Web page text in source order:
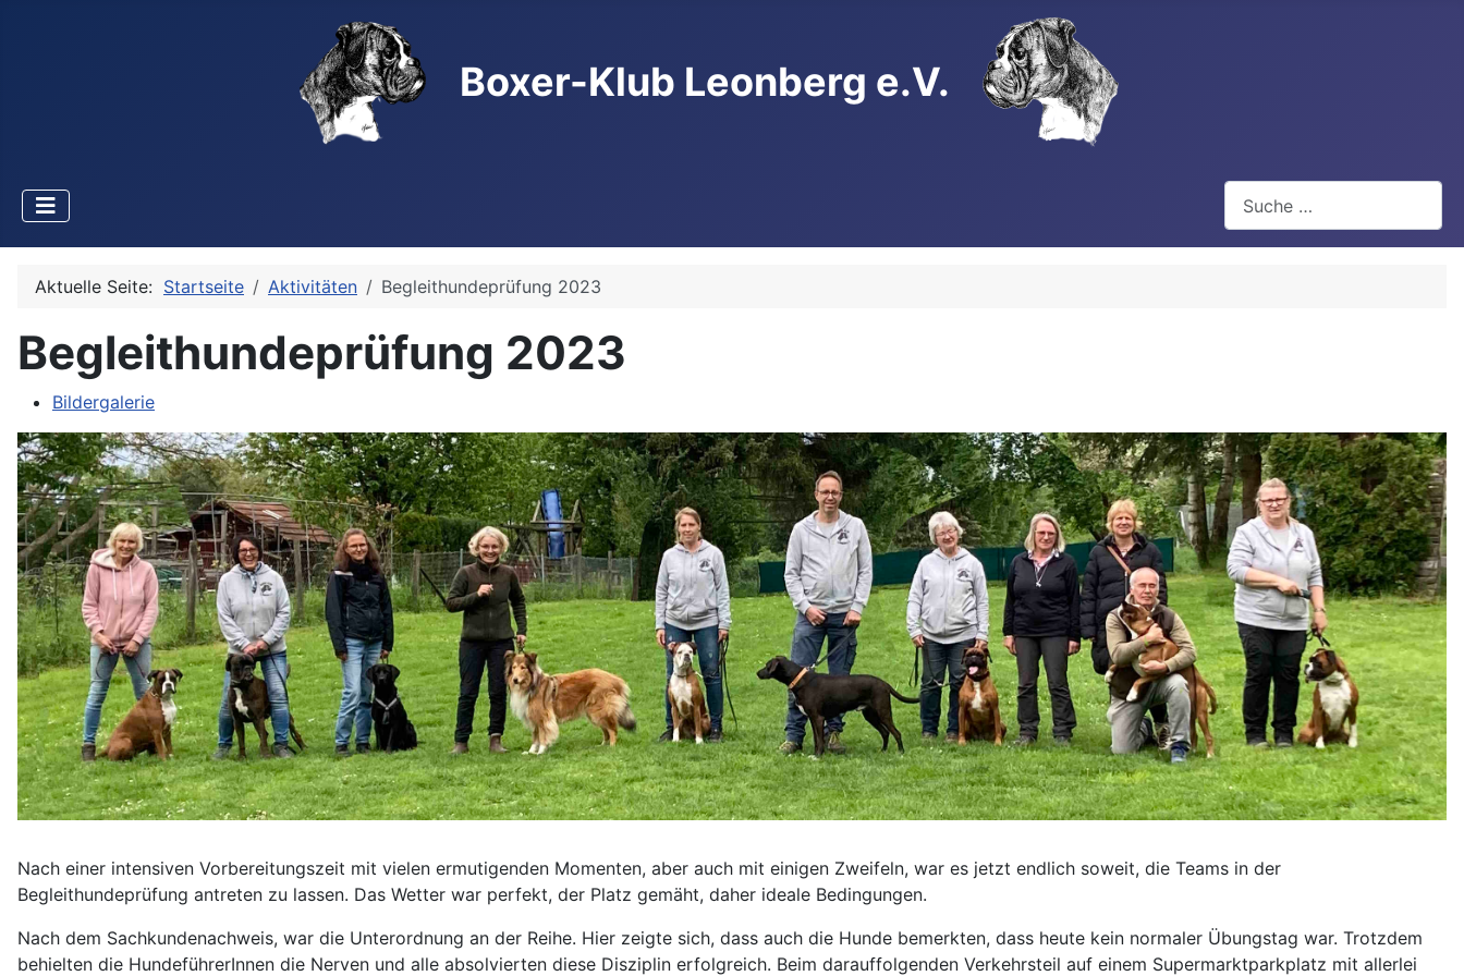
Boxer-Klub Leonberg e.V.
Type 2 or more characters
Aktuelle Seite: Startseite Aktivitäten Begleithundeprüfung 2023
Begleithundeprüfung 2023
Bildergalerie
Nach einer intensiven Vorbereitungszeit mit vielen ermutigenden Momenten, aber auch mit einigen Zweifeln, war es jetzt endlich soweit, die Teams in der
Begleithundeprüfung antreten zu lassen. Das Wetter war perfekt, der Platz gemäht, daher ideale Bedingungen.
Nach dem Sachkundenachweis, war die Unterordnung an der Reihe. Hier zeigte sich, dass auch die Hunde bemerkten, dass heute kein normaler Übungstag war. Trotzdem
behielten die HundeführerInnen die Nerven und alle absolvierten diese Disziplin erfolgreich. Beim darauffolgenden Verkehrsteil auf einem Supermarktparkplatz mit allerlei